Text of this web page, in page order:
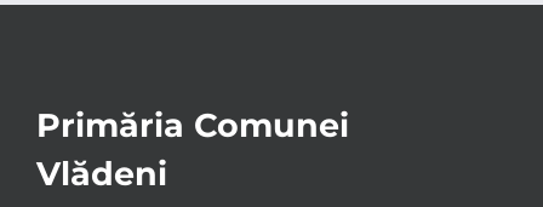
Primăria Comunei
Vlădeni